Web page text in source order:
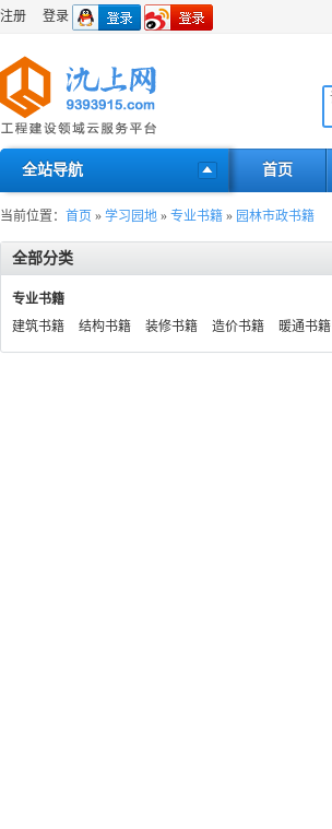
注册 登录
全站导航 首页
当前位置： 首页 » 学习园地 » 专业书籍 » 园林市政书籍
全部分类
专业书籍
建筑书籍
结构书籍 装修书籍 造价书籍 暖通书籍